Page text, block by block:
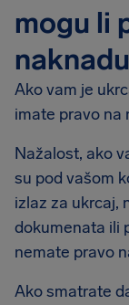
mogu li
Ako vam je
imate pravo na
Nažalost, ako
su pod vašom
izlaz za ukrcaj,
dokumenata ili
nemate pravo
Ako smatrate